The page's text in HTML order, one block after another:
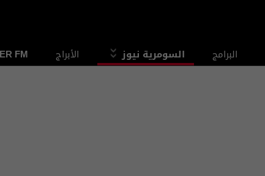
البرامج السومرية نيوز الأبراج FM